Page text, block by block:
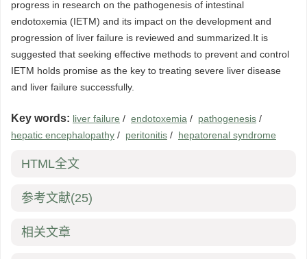
progress in research on the pathogenesis of intestinal
endotoxemia (IETM) and its impact on the development and
progression of liver failure is reviewed and summarized.It is
suggested that seeking effective methods to prevent and control
IETM holds promise as the key to treating severe liver disease
and liver failure successfully.
Key words: liver failure / endotoxemia / pathogenesis /
hepatic encephalopathy / peritonitis / hepatorenal syndrome
HTML全文
参考文献(25)
相关文章